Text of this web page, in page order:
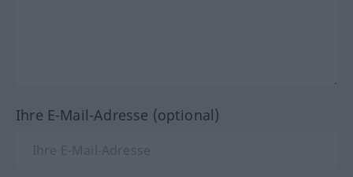
Ihre E-Mail-Adresse (optional)